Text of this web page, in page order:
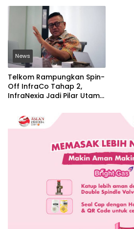
News
Telkom Rampungkan Spin-
Off InfraCo Tahap 2,
InfraNexia Jadi Pilar Utama
Connectivity